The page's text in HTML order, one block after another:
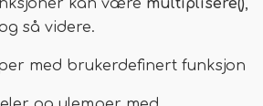
kan være multiplisere(),
så videre.
med brukerdefinert funksjon